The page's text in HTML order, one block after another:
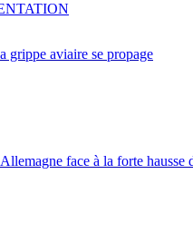
grippe aviaire se propage
face à la forte hausse